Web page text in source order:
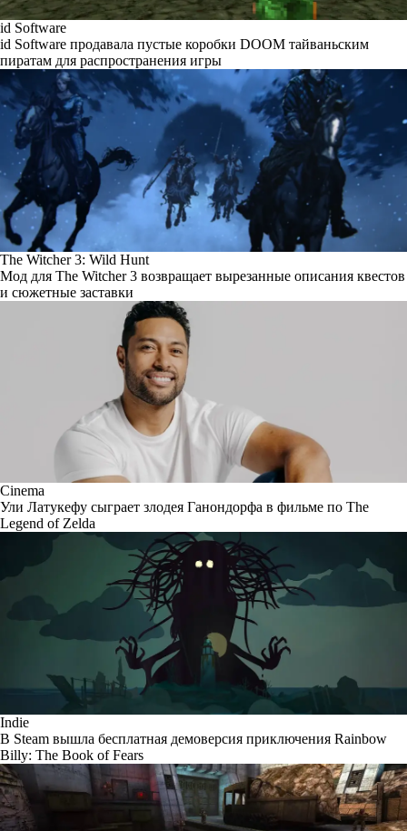
id Software
id Software продавала пустые коробки DOOM тайваньским
пиратам для распространения игры
The Witcher 3: Wild Hunt
Мод для The Witcher 3 возвращает вырезанные описания квестов
и сюжетные заставки
Cinema
Ули Латукефу сыграет злодея Ганондорфа в фильме по The
Legend of Zelda
Indie
В Steam вышла бесплатная демоверсия приключения Rainbow
Billy: The Book of Fears